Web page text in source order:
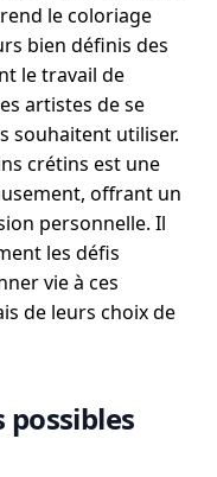
le coloriage
bien définis des
le travail de
artistes de se
souhaitent utiliser.
crétins est une
offrant un
personnelle. Il
les défis
vie à ces
de leurs choix de
possibles